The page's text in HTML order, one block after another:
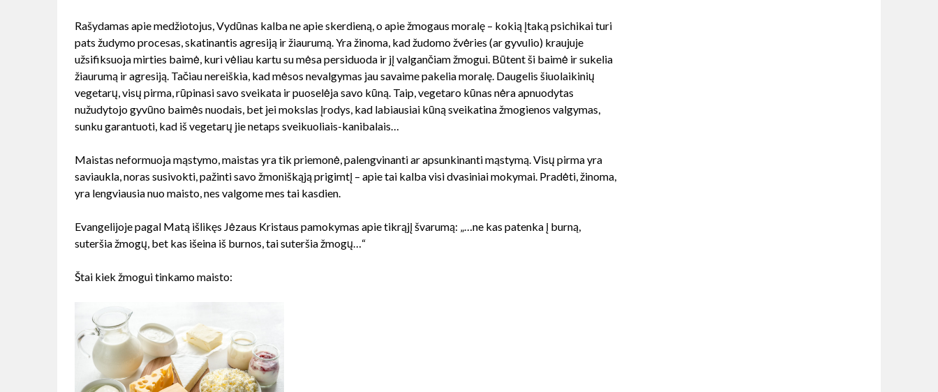
Rašydamas apie medžiotojus, Vydūnas kalba ne apie skerdieną, o apie žmogaus moralę – kokią įtaką psichikai turi
pats žudymo procesas, skatinantis agresiją ir žiaurumą. Yra žinoma, kad žudomo žvėries (ar gyvulio) kraujuje
užsifiksuoja mirties baimė, kuri vėliau kartu su mėsa persiduoda ir jį valgančiam žmogui. Būtent ši baimė ir sukelia
žiaurumą ir agresiją. Tačiau nereiškia, kad mėsos nevalgymas jau savaime pakelia moralę. Daugelis šiuolaikinių
vegetarų, visų pirma, rūpinasi savo sveikata ir puoselėja savo kūną. Taip, vegetaro kūnas nėra apnuodytas
nužudytojo gyvūno baimės nuodais, bet jei mokslas įrodys, kad labiausiai kūną sveikatina žmogienos valgymas,
sunku garantuoti, kad iš vegetarų jie netaps sveikuoliais-kanibalais…
Maistas neformuoja mąstymo, maistas yra tik priemonė, palengvinanti ar apsunkinanti mąstymą. Visų pirma yra
saviaukla, noras susivokti, pažinti savo žmoniškąją prigimtį – apie tai kalba visi dvasiniai mokymai. Pradėti, žinoma,
yra lengviausia nuo maisto, nes valgome mes tai kasdien.
Evangelijoje pagal Matą išlikęs Jėzaus Kristaus pamokymas apie tikrąjį švarumą: „…ne kas patenka į burną,
suteršia žmogų, bet kas išeina iš burnos, tai suteršia žmogų…“
Štai kiek žmogui tinkamo maisto: